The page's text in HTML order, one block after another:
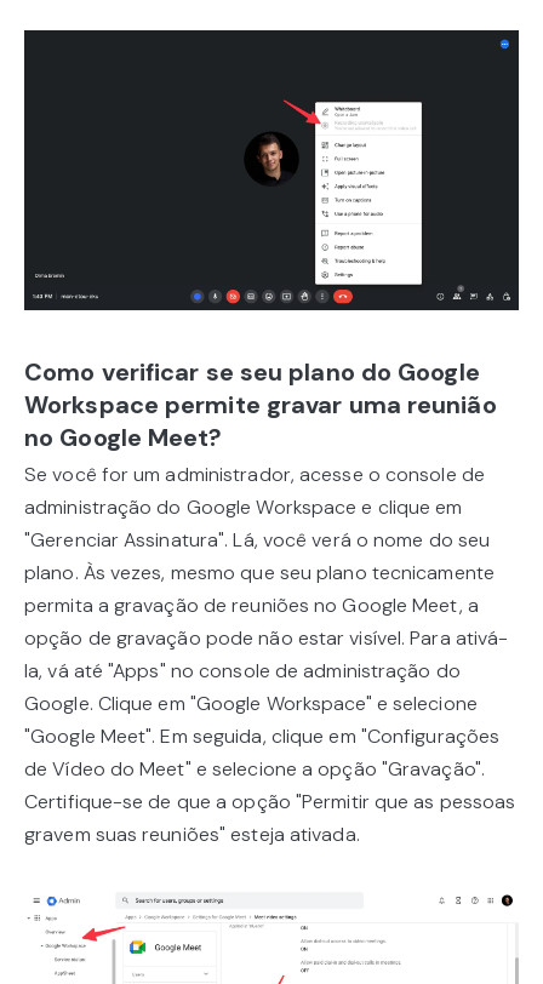
Como verificar se seu plano do Google
Workspace permite gravar uma reunião
no Google Meet?
Se você for um administrador, acesse o console de
administração do Google Workspace e clique em
"Gerenciar Assinatura". Lá, você verá o nome do seu
plano. Às vezes, mesmo que seu plano tecnicamente
permita a gravação de reuniões no Google Meet, a
opção de gravação pode não estar visível. Para ativá-
la, vá até "Apps" no console de administração do
Google. Clique em "Google Workspace" e selecione
"Google Meet". Em seguida, clique em "Configurações
de Vídeo do Meet" e selecione a opção "Gravação".
Certifique-se de que a opção "Permitir que as pessoas
gravem suas reuniões" esteja ativada.